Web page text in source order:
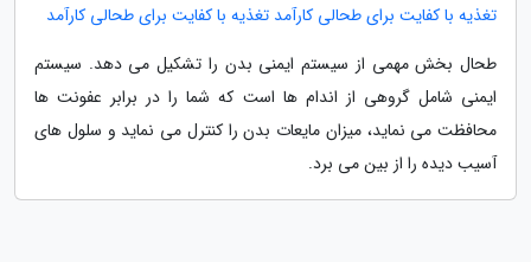
تغذیه با کفایت برای طحالی کارآمد تغذیه با کفایت برای طحالی کارآمد
طحال بخش مهمی از سیستم ایمنی بدن را تشکیل می دهد. سیستم
ایمنی شامل گروهی از اندام ها است که شما را در برابر عفونت ها
محافظت می نماید، میزان مایعات بدن را کنترل می نماید و سلول های
آسیب دیده را از بین می برد.